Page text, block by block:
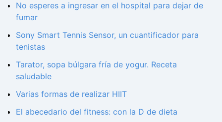
No esperes a ingresar en el hospital para dejar de
fumar
Sony Smart Tennis Sensor, un cuantificador para
tenistas
Tarator, sopa búlgara fría de yogur. Receta
saludable
Varias formas de realizar HIIT
El abecedario del fitness: con la D de dieta